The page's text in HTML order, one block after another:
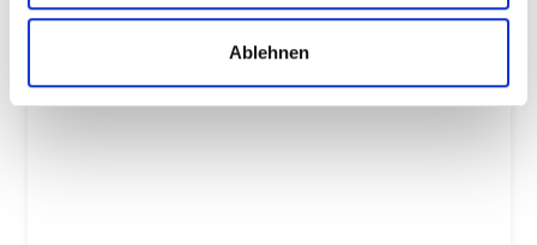
Ablehnen